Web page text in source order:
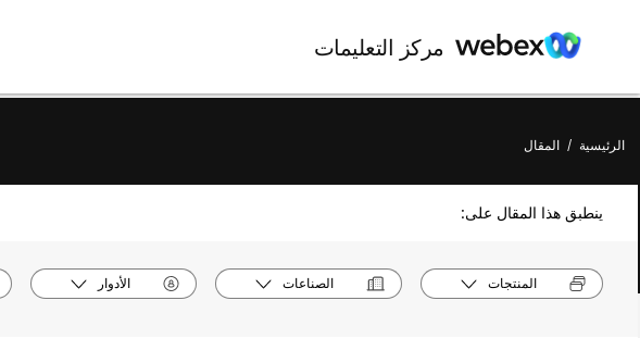
مركز التعليمات
الرئيسية / المقال
ينطبق هذا المقال على:
المنتجات الصناعات الأدوار